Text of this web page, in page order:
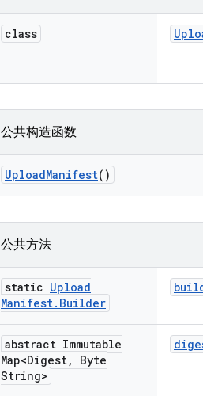
class
公共构造函数
UploadManifest()
公共方法
static Upload
Manifest. Builder
abstract Immutable
Map<Digest,
Byte
String>